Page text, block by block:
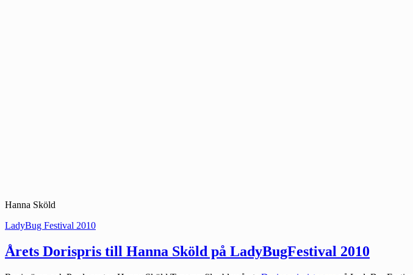
Hanna Sköld
Kategorier:
LadyBug Festival 2010
Årets Dorispris till Hanna Sköld på LadyBugFestival 2010